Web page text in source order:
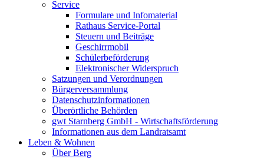
Service
Formulare und Infomaterial
Rathaus Service-Portal
Steuern und Beiträge
Geschirrmobil
Schülerbeförderung
Elektronischer Widerspruch
Satzungen und Verordnungen
Bürgerversammlung
Datenschutzinformationen
Überörtliche Behörden
gwt Starnberg GmbH - Wirtschaftsförderung
Informationen aus dem Landratsamt
Leben & Wohnen
Über Berg